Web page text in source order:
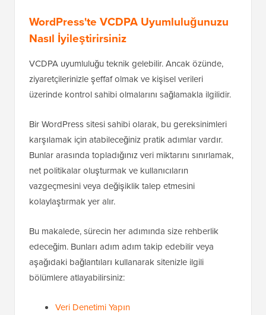
WordPress'te VCDPA Uyumluluğunuzu
Nasıl İyileştirirsiniz
VCDPA uyumluluğu teknik gelebilir. Ancak özünde,
ziyaretçilerinizle şeffaf olmak ve kişisel verileri
üzerinde kontrol sahibi olmalarını sağlamakla ilgilidir.
Bir WordPress sitesi sahibi olarak, bu gereksinimleri
karşılamak için atabileceğiniz pratik adımlar vardır.
Bunlar arasında topladığınız veri miktarını sınırlamak,
net politikalar oluşturmak ve kullanıcıların
vazgeçmesini veya değişiklik talep etmesini
kolaylaştırmak yer alır.
Bu makalede, sürecin her adımında size rehberlik
edeceğim. Bunları adım adım takip edebilir veya
aşağıdaki bağlantıları kullanarak sitenizle ilgili
bölümlere atlayabilirsiniz:
Veri Denetimi Yapın